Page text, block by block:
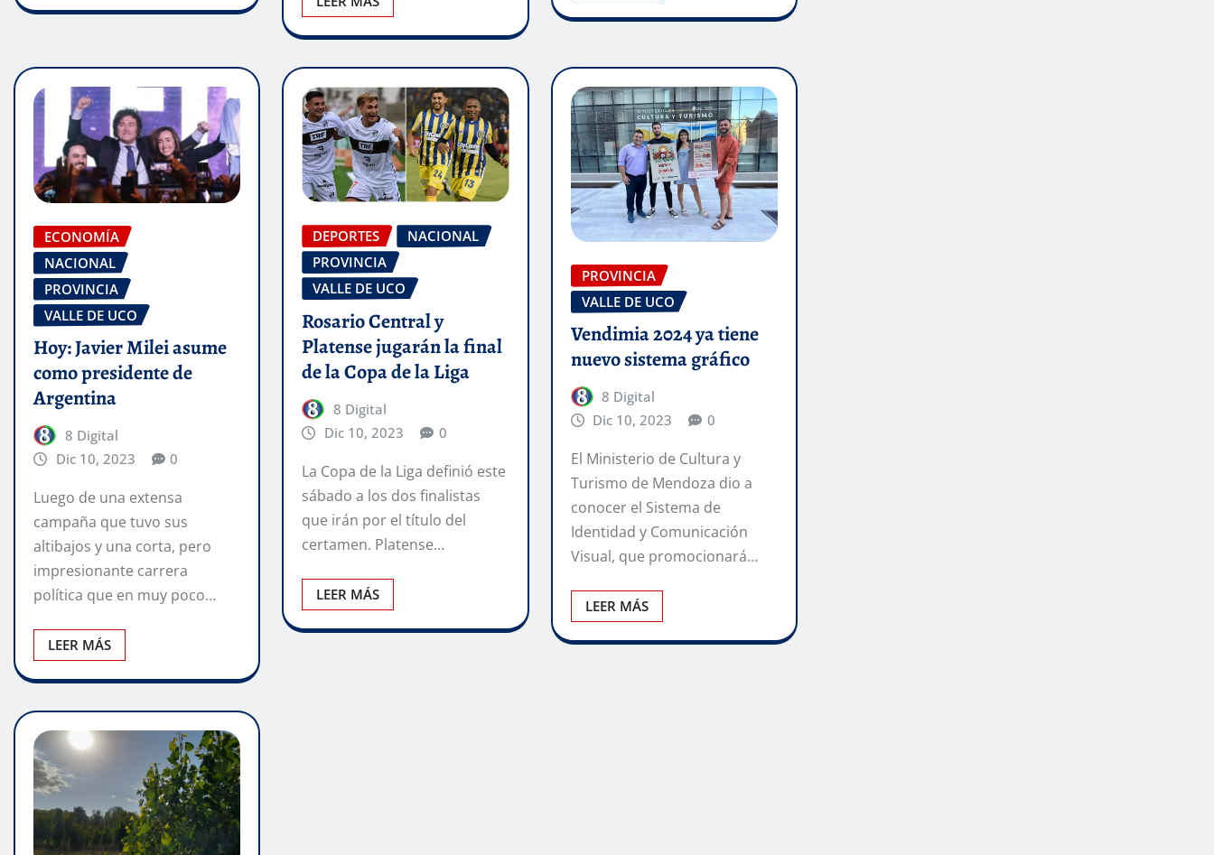
ECONOMÍA
NACIONAL
PROVINCIA
VALLE DE UCO
Hoy: Javier Milei asume
como presidente de
Argentina
8 Digital
Dic 10, 2023
0
Luego de una extensa
campaña que tuvo sus
altibajos y una corta, pero
impresionante carrera
política que en muy poco…
LEER MÁS
DEPORTES
NACIONAL
PROVINCIA
VALLE DE UCO
Rosario Central y
Platense jugarán la final
de la Copa de la Liga
8 Digital
Dic 10, 2023
0
La Copa de la Liga definió este
sábado a los dos finalistas
que irán por el título del
certamen. Platense…
LEER MÁS
PROVINCIA
VALLE DE UCO
Vendimia 2024 ya tiene
nuevo sistema gráfico
8 Digital
Dic 10, 2023
0
El Ministerio de Cultura y
Turismo de Mendoza dio a
conocer el Sistema de
Identidad y Comunicación
Visual, que promocionará…
LEER MÁS